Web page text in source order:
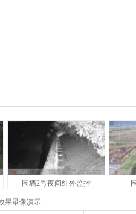
围墙2号夜间红外监控
果录像演示